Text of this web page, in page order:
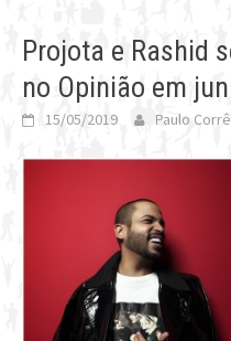
Projota e Rashid
no Opinião em
15/05/2019 Paulo